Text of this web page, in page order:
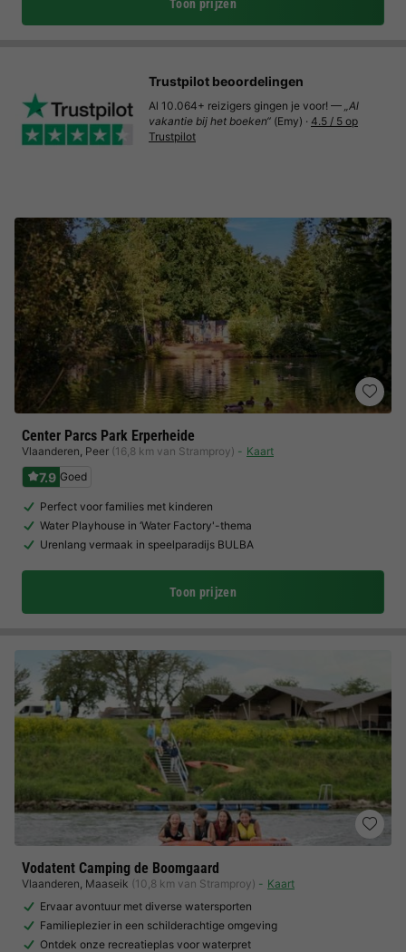
Toon prijzen
Center Parcs Park Erperheide
Vlaanderen, Peer (16,8 km van Stramproy) Kaart
7.9 Goed
Perfect voor families met kinderen
Water Playhouse in ‘Water Factory'-thema
Urenlang vermaak in speelparadijs BULBA
Toon prijzen
Vodatent Camping de Boomgaard
Vlaanderen, Maaseik (10,8 km van Stramproy)
Kaart
Ervaar avontuur met diverse watersporten
Familieplezier in een schilderachtige omgeving
Ontdek onze recreatieplas voor waterpret
Trustpilot beoordelingen
Al 10.064+ reizigers gingen je voor! — „Al
vakantie bij het boeken“ (Emy) · 4.5 / 5 op
Trustpilot